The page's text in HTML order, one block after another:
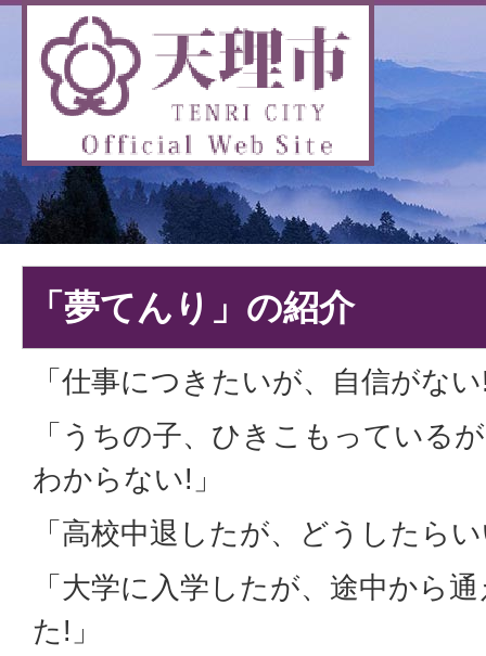
「夢てんり」の紹介
「仕事につきたいが、自信がな
「うちの子、ひきこもっている
わからない!」
「高校中退したが、どうしたら
「大学に入学したが、途中から
た!」